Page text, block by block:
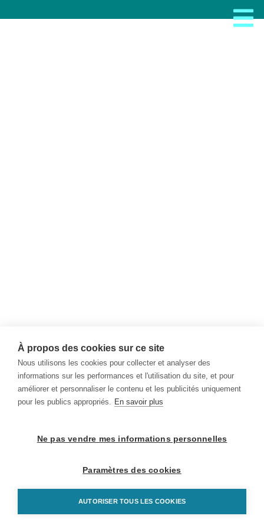
À propos des cookies sur ce site
Nous utilisons les cookies pour collecter et analyser des
informations sur les performances et l'utilisation du site, et pour
améliorer et personnaliser le contenu et les publicités uniquement
pour les publics appropriés. En savoir plus
Ne pas vendre mes informations personnelles
Paramètres des cookies
AUTORISER TOUS LES COOKIES